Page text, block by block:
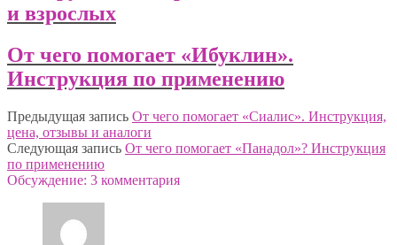
и взрослых
От чего помогает «Ибуклин».
Инструкция по применению
Предыдущая запись От чего помогает «Сиалис». Инструкция,
цена, отзывы и аналоги
Следующая запись От чего помогает «Панадол»? Инструкция
по применению
Обсуждение: 3 комментария